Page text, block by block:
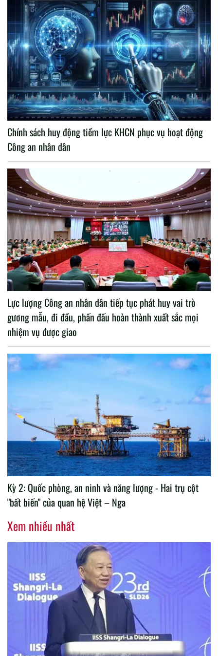
Chính sách huy động tiềm lực KHCN phục vụ hoạt động
Công an nhân dân
Lực lượng Công an nhân dân tiếp tục phát huy vai trò
gương mẫu, đi đầu, phấn đấu hoàn thành xuất sắc mọi
nhiệm vụ được giao
Kỳ 2: Quốc phòng, an ninh và năng lượng - Hai trụ cột
"bất biến" của quan hệ Việt – Nga
Xem nhiều nhất